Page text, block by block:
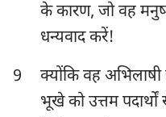
के कारण, जो वह
धन्यवाद करें!
9
क्योंकि वह
भूखे को उत्तम